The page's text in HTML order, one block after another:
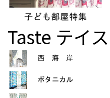
Taste テイ